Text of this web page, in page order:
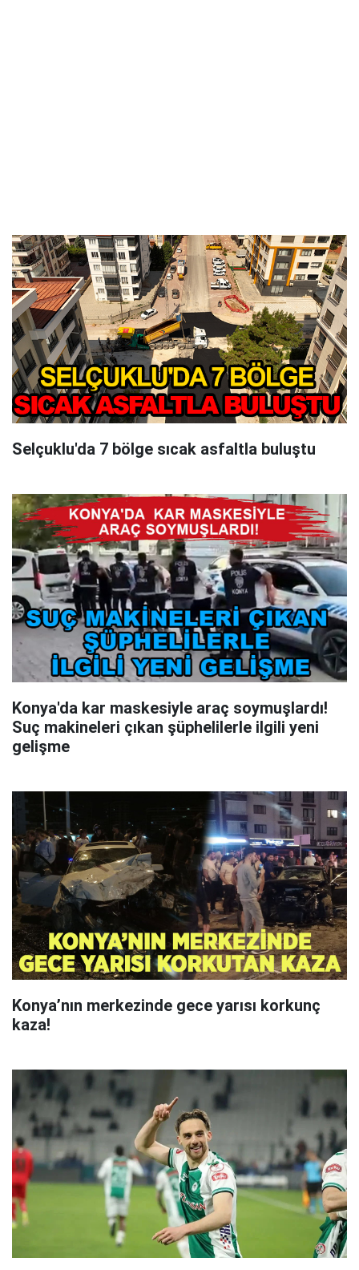
Selçuklu'da 7 bölge sıcak asfaltla buluştu
Konya'da kar maskesiyle araç soymuşlardı!
Suç makineleri çıkan şüphelilerle ilgili yeni
gelişme
Konya’nın merkezinde gece yarısı korkunç
kaza!